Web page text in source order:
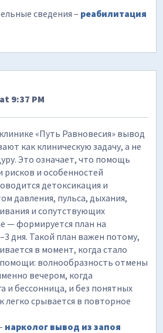
сведения – реабилитация
9:37 PM
«Путь Равновесия» вывод
как клиническую задачу, а не
Это означает, что помощь
рисков и особенностей
детоксикация и
давления, пульса, дыхания,
и сопутствующих
— формируется план на
дня. Такой план важен потому,
в момент, когда стало
помощи: волнообразность отмены
вечером, когда
и бессонница, и без понятных
легко срывается в повторное
нарколог вывод из запоя